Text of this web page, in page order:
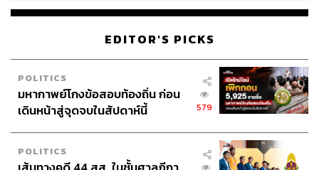
EDITOR'S PICKS
POLITICS
มหากาพย์โกงข้อสอบท้องถิ่น ก่อน
เดินหน้าสู่จุดจบในสัปดาห์นี้
579
POLITICS